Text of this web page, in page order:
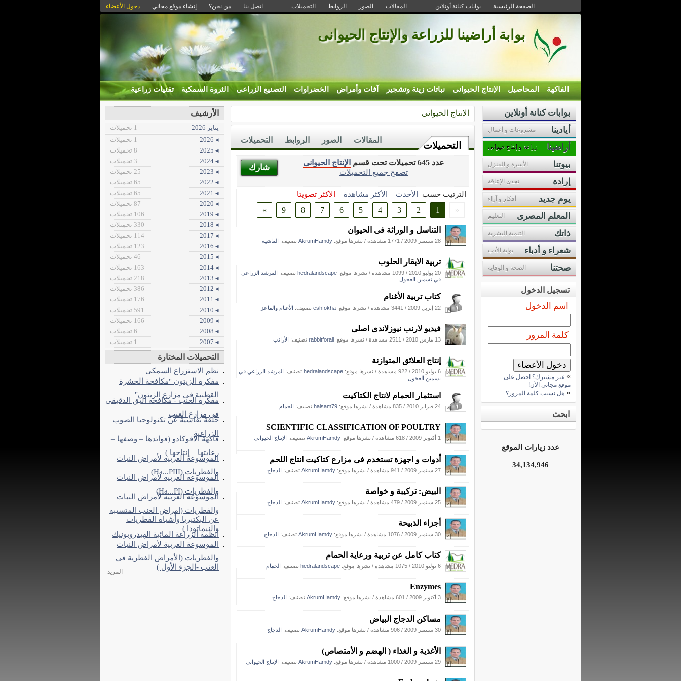
الصفحة الرئيسية بوابات كنانة أونلاين المقالات الصور الروابط التحميلات اتصل بنا من نحن؟ إنشاء موقع مجاني دخول الأعضاء
بوابة أراضينا للزراعة والإنتاج الحيوانى
الفاكهة المحاصيل الإنتاج الحيوانى نباتات زينة وتشجير آفات وأمراض الخضراوات التصنيع الزراعى الثروة السمكية تقنيات زراعية
الإنتاج الحيوانى
التحميلات
التحميلات الروابط الصور المقالات
شارك
عدد 645 تحميلات تحت قسم
الإنتاج الحيوانى
تصفح جميع التحميلات
الترتيب حسب الأحدث الأكثر مشاهدة
الأكثر تصويتا
«
1
2
3
4
5
6
7
8
9
»
التناسل و الوراثة فى الحيوان
28 سبتمبر 2009 / 1771 مشاهدة / نشرها موقع: AkrumHamdy تصنيف: الماشية
تربية الابقار الحلوب
20 يوليو 2010 / 1099 مشاهدة / نشرها موقع: hedralandscape تصنيف: المرشد الزراعي
في تسمين العجول
كتاب تربية الأغنام
22 إبريل 2009 / 3441 مشاهدة / نشرها موقع: eshfokha تصنيف: الأغنام والماعز
فيديو لارنب نيوزلاندى اصلى
13 مارس 2010 / 2511 مشاهدة / نشرها موقع: rabbitforall تصنيف: الأرانب
إنتاج العلائق المتوازنة
6 يوليو 2010 / 922 مشاهدة / نشرها موقع: hedralandscape تصنيف: المرشد الزراعي في
تسمين العجول
استثمار الحمام لانتاج الكتاكيت
24 فبراير 2010 / 835 مشاهدة / نشرها موقع: haisam79 تصنيف: الحمام
SCIENTIFIC CLASSIFICATION OF POULTRY
1 أكتوبر 2009 / 618 مشاهدة / نشرها موقع: AkrumHamdy تصنيف: الإنتاج الحيوانى
أدوات و اجهزة تستخدم فى مزارع كتاكيت انتاج اللحم
27 سبتمبر 2009 / 941 مشاهدة / نشرها موقع: AkrumHamdy تصنيف: الدجاج
البيض: تركيبة و خواصة
25 سبتمبر 2009 / 479 مشاهدة / نشرها موقع: AkrumHamdy تصنيف: الدجاج
أجزاء الذبيحة
30 سبتمبر 2009 / 1076 مشاهدة / نشرها موقع: AkrumHamdy تصنيف: الدجاج
كتاب كامل عن تربية ورعاية الحمام
6 يوليو 2010 / 1075 مشاهدة / نشرها موقع: hedralandscape تصنيف: الحمام
Enzymes
3 أكتوبر 2009 / 601 مشاهدة / نشرها موقع: AkrumHamdy تصنيف: الدجاج
مساكن الدجاج البياض
30 سبتمبر 2009 / 906 مشاهدة / نشرها موقع: AkrumHamdy تصنيف: الدجاج
الأغذية و الغذاء ( الهضم و الأمتصاص)
29 سبتمبر 2009 / 1000 مشاهدة / نشرها موقع: AkrumHamdy تصنيف: الإنتاج الحيوانى
بوابات كنانة أونلاين
أيادينا
مشروعات و أعمال
أراضينا زراعة و إنتاج حيوانى
بيوتنا الأسرة و المنزل
إرادة تحدى الإعاقة
يوم جديد أفكار و آراء
المعلم المصرى التعليم
ذاتك التنمية البشرية
شعراء و أدباء بوابة الأدب
صحتنا الصحة و الوقاية
تسجيل الدخول
اسم الدخول
كلمة المرور
» غير مشترك؟ احصل على
موقع مجاني الآن!
» هل نسيت كلمة المرور؟
ابحث
عدد زيارات الموقع
34,134,946
الأرشيف
يناير 2026
1 تحميلات
◂ 2026
1 تحميلات
◂ 2025
8 تحميلات
◂ 2024
3 تحميلات
◂ 2023
25 تحميلات
◂ 2022
65 تحميلات
◂ 2021
65 تحميلات
◂ 2020
87 تحميلات
◂ 2019
106 تحميلات
◂ 2018
330 تحميلات
◂ 2017
114 تحميلات
◂ 2016
123 تحميلات
◂ 2015
46 تحميلات
◂ 2014
163 تحميلات
◂ 2013
218 تحميلات
◂ 2012
386 تحميلات
◂ 2011
176 تحميلات
◂ 2010
591 تحميلات
◂ 2009
166 تحميلات
◂ 2008
6 تحميلات
◂ 2007
1 تحميلات
التحميلات المختارة
نظم الاستزراع السمكى
مفكرة الزيتون "مكافحة الحشرة
القطنية فى مزارع الزيتون"
مفكرة العنب - مكافحة البق الدقيقى
فى مزارع العنب
حلقة نقاشية عن تكنولوجيا الصوب
الزراعية
فاكهة الافوكادو (فوائدها – وصفها –
رعايتها – إنتاجها )
الموسوعه العربيه لأمراض النبات
والفطريات (Ha...PIII)
الموسوعه العربيه لأمراض النبات
والفطريات (Ha...PI)
الموسوعه العربيه لأمراض النبات
والفطريات (امراض العنب المتسببه
عن البكتيريا وأشباه الفطريات
والنيماتودا )
أنظمة الزراعة المائية الهيدروبونيك
الموسوعة العربية لأمراض النبات
والفطريات (الأمراض الفطرية في
العنب -الجزء الأول )
المزيد